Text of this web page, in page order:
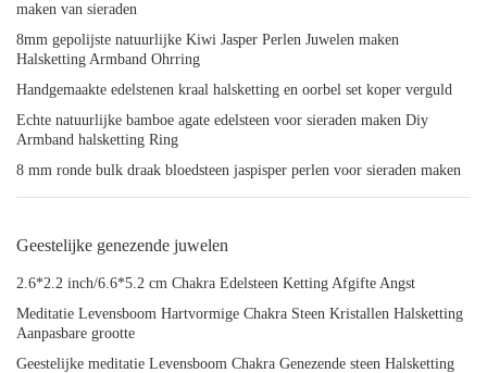
maken van sieraden
8mm gepolijste natuurlijke Kiwi Jasper Perlen Juwelen maken
Halsketting Armband Ohrring
Handgemaakte edelstenen kraal halsketting en oorbel set koper verguld
Echte natuurlijke bamboe agate edelsteen voor sieraden maken Diy
Armband halsketting Ring
8 mm ronde bulk draak bloedsteen jaspisper perlen voor sieraden maken
Geestelijke genezende juwelen
2.6*2.2 inch/6.6*5.2 cm Chakra Edelsteen Ketting Afgifte Angst
Meditatie Levensboom Hartvormige Chakra Steen Kristallen Halsketting
Aanpasbare grootte
Geestelijke meditatie Levensboom Chakra Genezende steen Halsketting